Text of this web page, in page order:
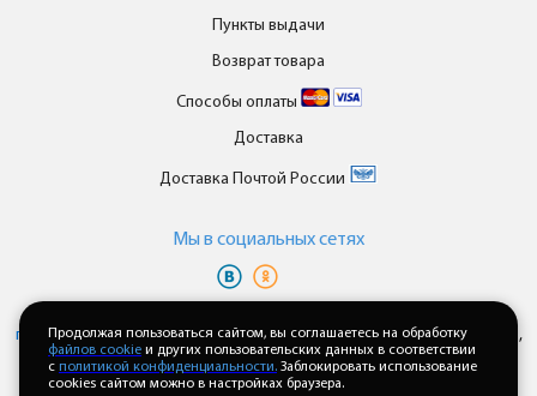
Пункты выдачи
Возврат товара
Способы оплаты
Доставка
Доставка Почтой России
Мы в cоциальных сетях
персональных данныхипользовательского соглашениякаждый раз,
когда оставляете свои данные в любой форме обратной связи на
сайте enkor24.ru
Продолжая пользоваться сайтом, вы соглашаетесь на обработку
файлов cookie и других пользовательских данных в соответствии
с политикой конфиденциальности. Заблокировать использование
cookies сайтом можно в настройках браузера.